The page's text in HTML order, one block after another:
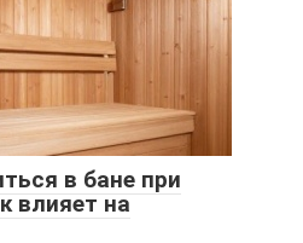
в бане при
влияет на